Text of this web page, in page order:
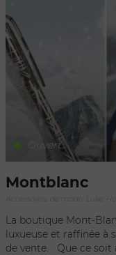
gamme complète de
l'artisanat
marque. Que ce soit pour l'achat d'une valise emblématique
en aluminium, d'un
découvrir les
boutiques Rimowa à
une immersion totale
Découvrez notre
rencontre l'artisanat
Ouvert
Montblanc
Accessoires de mode, Luxe,
La boutique Mont-
luxueuse et raffinée à
de vente. Que ce soit au cœur de l'élégant quartier de Saint-